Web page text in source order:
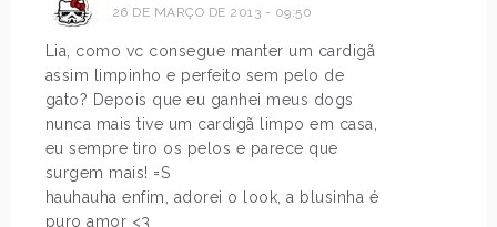
26 DE MARÇO DE 2013 - 09:50
Lia, como vc consegue manter um cardigã
assim limpinho e perfeito sem pelo de
gato? Depois que eu ganhei meus dogs
nunca mais tive um cardigã limpo em casa,
eu sempre tiro os pelos e parece que
surgem mais! =S
hauhauha enfim, adorei o look, a blusinha é
puro amor <3